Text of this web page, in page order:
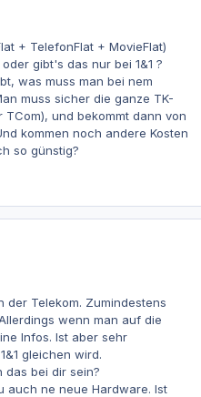
+ TelefonFlat + MovieFlat)
gibt's das nur bei 1&1 ?
was muss man bei nem
muss sicher die ganze TK-
und bekommt dann von
kommen noch andere Kosten
so günstig?
Telekom. Zumindestens
wenn man auf die
Infos. Ist aber sehr
gleichen wird.
das bei dir sein?
auch ne neue Hardware. Ist